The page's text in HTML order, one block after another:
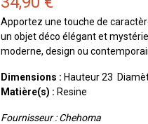
Apportez une touche de
un objet déco élégant et
moderne, design ou
Dimensions : Hauteur 23
Matière(s) : Resine
Fournisseur : Chehoma